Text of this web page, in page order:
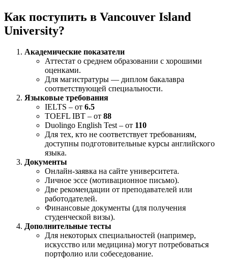
Как поступить в Vancouver Island
University?
Академические показатели
Аттестат о среднем образовании с хорошими
оценками.
Для магистратуры — диплом бакалавра
соответствующей специальности.
Языковые требования
IELTS – от 6.5
TOEFL IBT – от 88
Duolingo English Test – от 110
Для тех, кто не соответствует требованиям,
доступны подготовительные курсы английского
языка.
Документы
Онлайн-заявка на сайте университета.
Личное эссе (мотивационное письмо).
Две рекомендации от преподавателей или
работодателей.
Финансовые документы (для получения
студенческой визы).
Дополнительные тесты
Для некоторых специальностей (например,
искусство или медицина) могут потребоваться
портфолио или собеседование.